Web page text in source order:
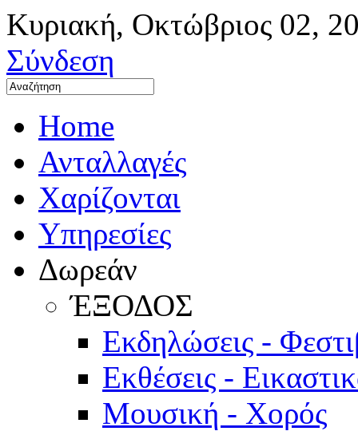
Κυριακή, Οκτώβριος 02,
Σύνδεση
Home
Ανταλλαγές
Χαρίζονται
Υπηρεσίες
Δωρεάν
ΈΞΟΔΟΣ
Εκδηλώσεις -
Εκθέσεις -
Μουσική - Χορός